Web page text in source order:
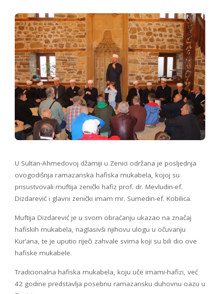
U Sultan-Ahmedovoj džamiji u Zenici održana je posljednja
ovogodišnja ramazanska hafiska mukabela, kojoj su
prisustvovali muftija zenički hafiz prof. dr. Mevludin-ef.
Dizdarević i glavni zenički imam mr. Sumedin-ef. Kobilica.
Muftija Dizdarević je u svom obraćanju ukazao na značaj
hafiskih mukabela, naglasivši njihovu ulogu u očuvanju
Kur’ana, te je uputio riječi zahvale svima koji su bili dio ove
hafiske mukabele.
Tradicionalna hafiska mukabela, koju uče imami-hafizi, već
42 godine predstavlja posebnu ramazansku duhovnu oazu u